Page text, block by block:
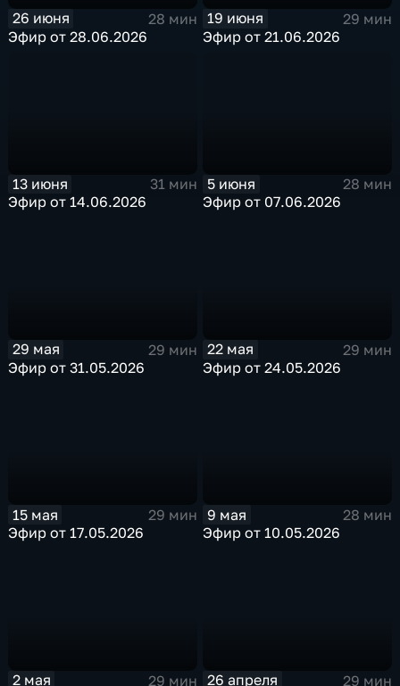
26 июня
28 мин
Эфир от 28.06.2026
19 июня
29 мин
Эфир от 21.06.2026
13 июня
31 мин
Эфир от 14.06.2026
5 июня
28 мин
Эфир от 07.06.2026
29 мая
29 мин
Эфир от 31.05.2026
22 мая
29 мин
Эфир от 24.05.2026
15 мая
29 мин
Эфир от 17.05.2026
9 мая
28 мин
Эфир от 10.05.2026
2 мая 29 мин 26 апреля 29 мин